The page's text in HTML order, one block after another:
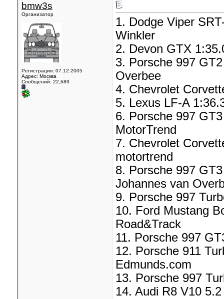
bmw3s
Организатор
Регистрация: 07.12.2005
Адрес: Москва
Сообщений: 22,689
1. Dodge Viper
Winkler
2. Devon GTX
3. Porsche 997
Overbee
4. Chevrolet
5. Lexus LF-A
6. Porsche 997
MotorTrend
7. Chevrolet
motortrend
8. Porsche 997
Johannes van
9. Porsche 997
10. Ford Mustang
Road&Track
11. Porsche 997
12. Porsche 911
Edmunds.com
13. Porsche 997
14. Audi R8 V10